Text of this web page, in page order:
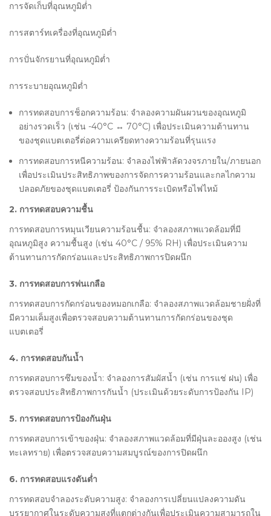
การจัดเก็บที่อุณหภูมิต่ำ
การสตาร์ทเครื่องที่อุณหภูมิต่ำ
การปั่นจักรยานที่อุณหภูมิต่ำ
การระบายอุณหภูมิต่ำ
การทดสอบการช็อกความร้อน: จำลองความผันผวนของอุณหภูมิ
อย่างรวดเร็ว (เช่น -40°C ↔ 70°C) เพื่อประเมินความต้านทาน
ของชุดแบตเตอรี่ต่อความเครียดทางความร้อนที่รุนแรง
การทดสอบการหนีความร้อน: จำลองไฟฟ้าลัดวงจรภายใน/ภายนอก
เพื่อประเมินประสิทธิภาพของการจัดการความร้อนและกลไกความ
ปลอดภัยของชุดแบตเตอรี่ ป้องกันการระเบิดหรือไฟไหม้
2. การทดสอบความชื้น
การทดสอบการหมุนเวียนความร้อนชื้น: จำลองสภาพแวดล้อมที่มี
อุณหภูมิสูง ความชื้นสูง (เช่น 40°C / 95% RH) เพื่อประเมินความ
ต้านทานการกัดกร่อนและประสิทธิภาพการปิดผนึก
3. การทดสอบการพ่นเกลือ
การทดสอบการกัดกร่อนของหมอกเกลือ: จำลองสภาพแวดล้อมชายฝั่งที่
มีความเค็มสูงเพื่อตรวจสอบความต้านทานการกัดกร่อนของชุด
แบตเตอรี่
4. การทดสอบกันน้ำ
การทดสอบการซึมของน้ำ: จำลองการสัมผัสน้ำ (เช่น การแช่ ฝน) เพื่อ
ตรวจสอบประสิทธิภาพการกันน้ำ (ประเมินด้วยระดับการป้องกัน IP)
5. การทดสอบการป้องกันฝุ่น
การทดสอบการเข้าของฝุ่น: จำลองสภาพแวดล้อมที่มีฝุ่นละอองสูง (เช่น
ทะเลทราย) เพื่อตรวจสอบความสมบูรณ์ของการปิดผนึก
6. การทดสอบแรงดันต่ำ
การทดสอบจำลองระดับความสูง: จำลองการเปลี่ยนแปลงความดัน
บรรยากาศในระดับความสูงที่แตกต่างกันเพื่อประเมินความสามารถใน